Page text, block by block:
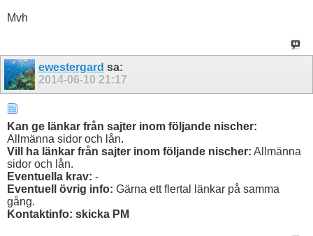
Mvh
ewestergard sa:
2014-06-10 21:17
Kan ge länkar från sajter inom följande nischer:
Allmänna sidor och lån.
Vill ha länkar från sajter inom följande nischer: Allmänna
sidor och lån.
Eventuella krav: -
Eventuell övrig info: Gärna ett flertal länkar på samma
gång.
Kontaktinfo: skicka PM